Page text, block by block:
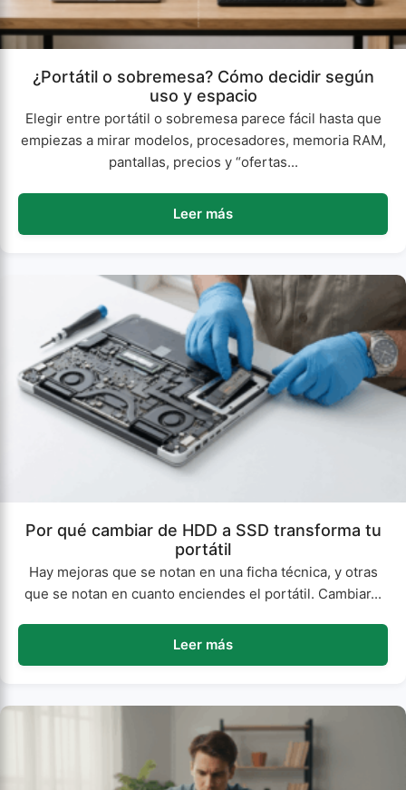
¿Portátil o sobremesa? Cómo decidir según
uso y espacio
Elegir entre portátil o sobremesa parece fácil hasta que
empiezas a mirar modelos, procesadores, memoria RAM,
pantallas, precios y “ofertas...
Leer más
Por qué cambiar de HDD a SSD transforma tu
portátil
Hay mejoras que se notan en una ficha técnica, y otras
que se notan en cuanto enciendes el portátil. Cambiar...
Leer más